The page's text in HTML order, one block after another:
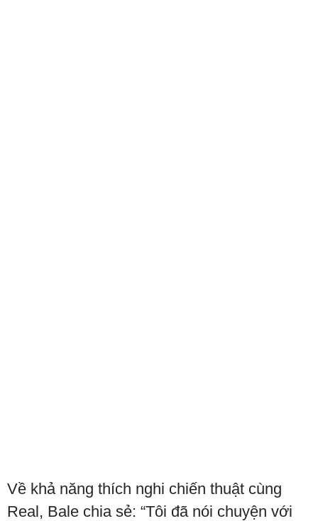
Về khả năng thích nghi chiến thuật cùng
Real, Bale chia sẻ: “Tôi đã nói chuyện với